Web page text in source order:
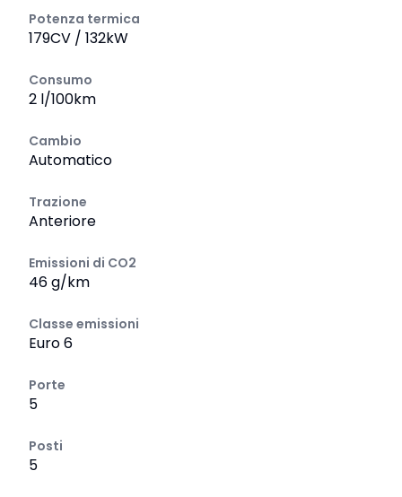
Potenza termica
179CV / 132kW
Consumo
2 l/100km
Cambio
Automatico
Trazione
Anteriore
Emissioni di CO2
46 g/km
Classe emissioni
Euro 6
Porte
5
Posti
5